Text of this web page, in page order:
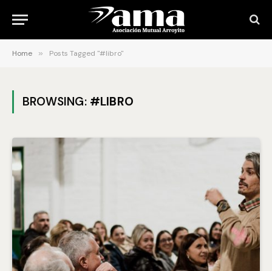
Home » Posts Tagged "#libro"
BROWSING: #LIBRO